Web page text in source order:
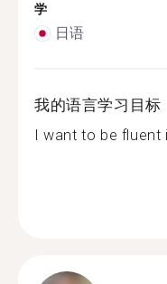
学
日语
我的语言学习目标
I want to be fluent